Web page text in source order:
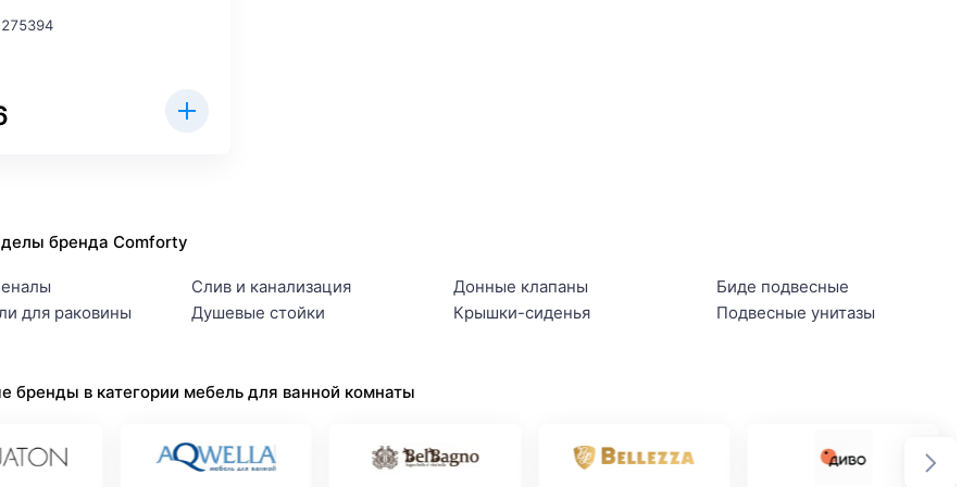
бренда Comforty
для раковины
Слив и канализация
Душевые стойки
Донные клапаны
Крышки-сиденья
Биде подвесные
Подвесные унитазы
бренды в категории мебель для ванной комнаты